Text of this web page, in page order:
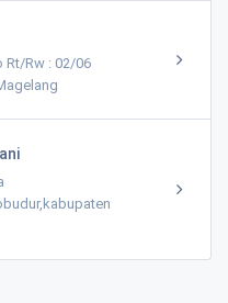
Rt/Rw : 02/06